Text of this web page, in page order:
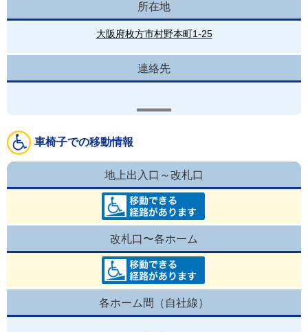
所在地
大阪府枚方市村野本町1-25
連絡先
車椅子での移動情報
地上出入口～改札口
改札口〜各ホーム
各ホーム間（自社線）